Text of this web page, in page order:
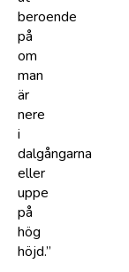
beroende
på
om
man
är
nere
i
dalgångarna
eller
uppe
på
hög
höjd.”